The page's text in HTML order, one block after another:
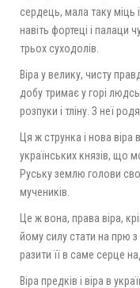
сердець, мала таку міць
навіть фортеці і палаци
трьох суходолів.
Віра у велику, чисту
добу тримає у горі
розпуки і тліну. З неї
Ця ж струнка і нова віра
українських князів, що
Руську землю голови
мучеників.
Це ж вона, права віра,
йому силу стати на прю
разити її в саме серце
Віра предків і віра в